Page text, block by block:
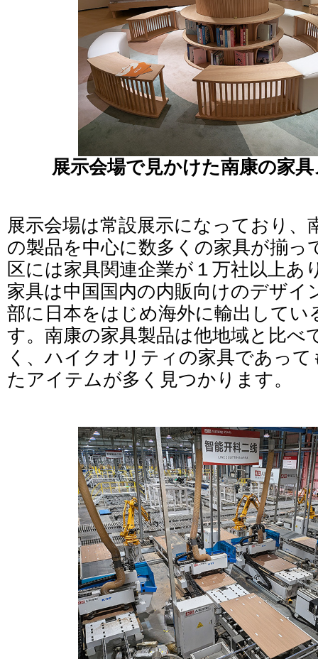
展示会場で見かけた南康の家
展示会場は常設展示になっており、
の製品を中心に数多くの家具が揃っ
区には家具関連企業が１万社以上あ
家具は中国国内の内販向けのデザイ
部に日本をはじめ海外に輸出してい
す。南康の家具製品は他地域と比べ
く、ハイクオリティの家具であっ
たアイテムが多く見つかります。